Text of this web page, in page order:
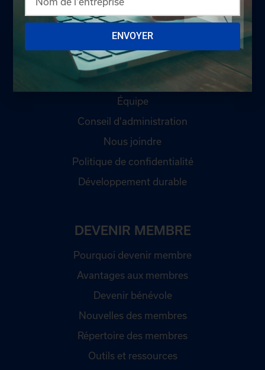
Offres d'emploi
Appel d'offres
Qui sommes-nous ?
Équipe
Conseil d'administration
Nous joindre
Politique de confidentialité
Développement durable
DEVENIR MEMBRE
Pourquoi devenir membre
Avantages aux membres
Devenir bénévole
Nouvelles des membres
Répertoire des membres
Outils et ressources
ENVOYER